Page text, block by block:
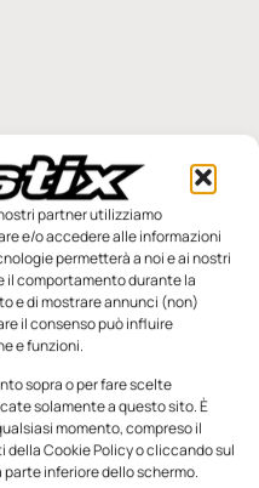
partner utilizziamo
e/o accedere alle informazioni
permetterà a noi e ai nostri
il comportamento durante la
e di mostrare annunci (non)
il consenso può influire
e funzioni.
sopra o per fare scelte
solamente a questo sito. È
momento, compreso il
Cookie Policy o cliccando sul
inferiore dello schermo.
2026